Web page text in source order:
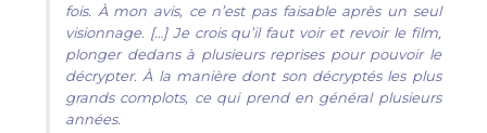
fois. À mon avis, ce n’est pas faisable après un seul
visionnage. […] Je crois qu’il faut voir et revoir le film,
plonger dedans à plusieurs reprises pour pouvoir le
décrypter. À la manière dont son décryptés les plus
grands complots, ce qui prend en général plusieurs
années.